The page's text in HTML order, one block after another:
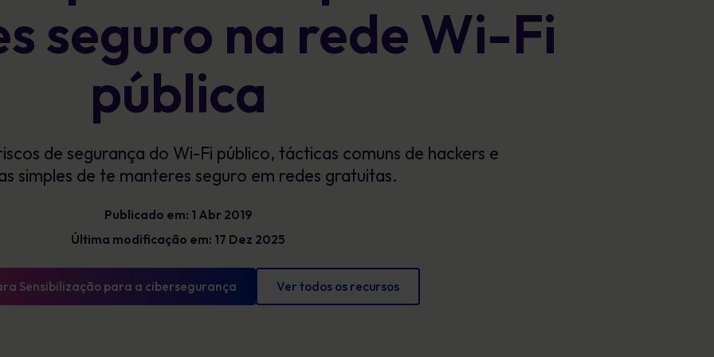
mensuráveis
conformidade e proteger a reputação
Definições de cibersegurança que tens de
conhecer
Cartazes
Imagens envolventes que reforçam o
comportamento seguro todos os dias.
seguro na rede Wi-Fi
pública
de segurança do Wi-Fi público, tácticas comuns de hackers e
simples de te manteres seguro em redes gratuitas.
Publicado em: 1 Abr 2019
Última modificação em: 17 Dez 2025
Sensibilização para a cibersegurança Ver todos os recursos